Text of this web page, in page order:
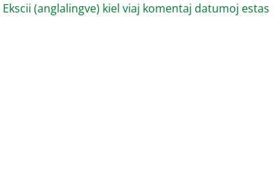
Ekscii (anglalingve) kiel viaj komentaj datumoj estas